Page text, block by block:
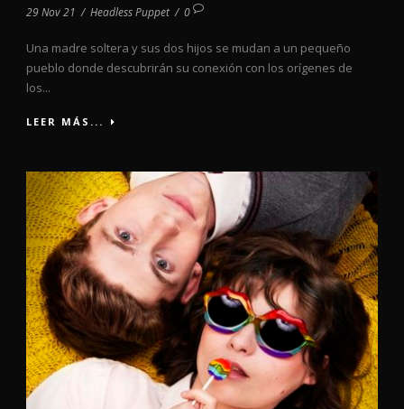
29 Nov 21 / Headless Puppet / 0
Una madre soltera y sus dos hijos se mudan a un pequeño
pueblo donde descubrirán su conexión con los orígenes de
los...
LEER MÁS...